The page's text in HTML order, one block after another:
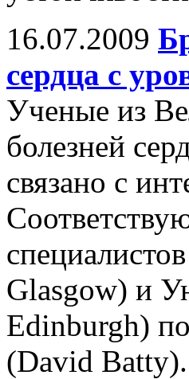
16.07.2009
сердца с
Ученые из
болезней
связано с
Glasgow) и
Edinburgh)
(David Batty).